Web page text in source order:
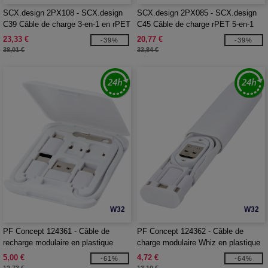
SCX.design 2PX108 - SCX.design
C39 Câble de charge 3-en-1 en rPET
avec logo lumineux et boîtier en
bambou quadrillé
23,33 €
38,01 €
-39%
SCX.design 2PX085 - SCX.design
C45 Câble de charge rPET 5-en-1
avec transfert de données
20,77 €
33,84 €
-39%
W32
PF Concept 124361 - Câble de
recharge modulaire en plastique
recyclé Savvy avec support de
téléphone
5,00 € -61%
W32
PF Concept 124362 - Câble de
charge modulaire Whiz en plastique
recyclé
4,72 € -64%